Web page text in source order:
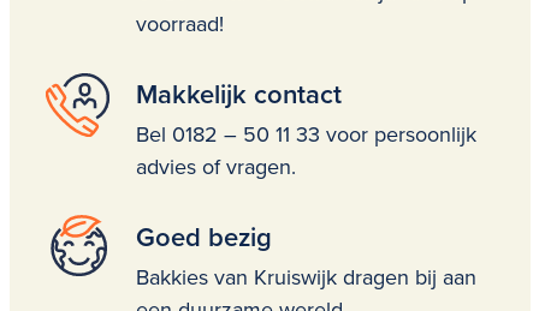
voorraad!
Makkelijk contact
Bel 0182 – 50 11 33 voor persoonlijk
advies of vragen.
Goed bezig
Bakkies van Kruiswijk dragen bij aan